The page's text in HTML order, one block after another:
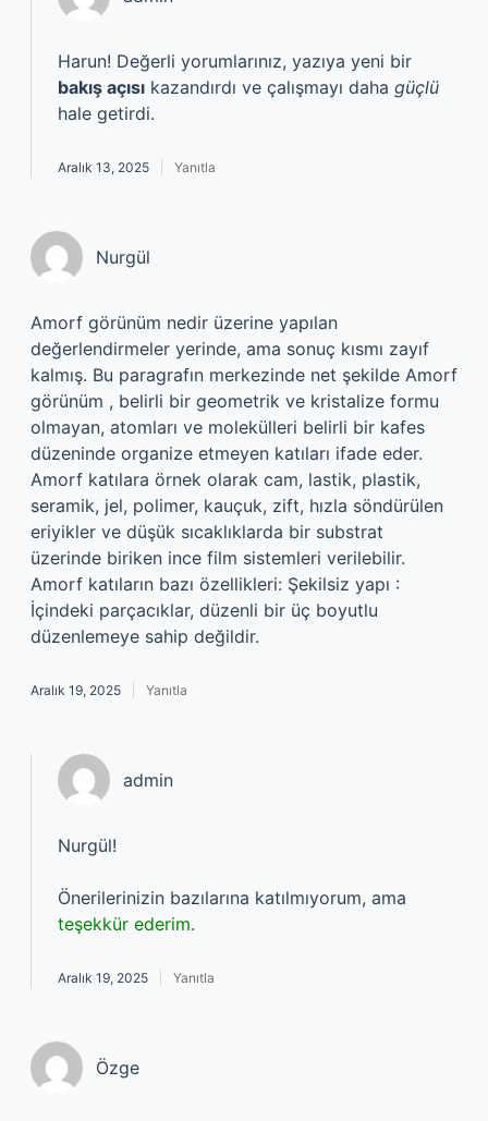
Harun! Değerli yorumlarınız, yazıya yeni bir
bakış açısı kazandırdı ve çalışmayı daha güçlü
hale getirdi.
Aralık 13, 2025 Yanıtla
Nurgül
Amorf görünüm nedir üzerine yapılan
değerlendirmeler yerinde, ama sonuç kısmı zayıf
kalmış. Bu paragrafın merkezinde net şekilde Amorf
görünüm , belirli bir geometrik ve kristalize formu
olmayan, atomları ve molekülleri belirli bir kafes
düzeninde organize etmeyen katıları ifade eder.
Amorf katılara örnek olarak cam, lastik, plastik,
seramik, jel, polimer, kauçuk, zift, hızla söndürülen
eriyikler ve düşük sıcaklıklarda bir substrat
üzerinde biriken ince film sistemleri verilebilir.
Amorf katıların bazı özellikleri: Şekilsiz yapı :
İçindeki parçacıklar, düzenli bir üç boyutlu
düzenlemeye sahip değildir.
Aralık 19, 2025 Yanıtla
admin
Nurgül!
Önerilerinizin bazılarına katılmıyorum, ama
teşekkür ederim.
Aralık 19, 2025 Yanıtla
Özge